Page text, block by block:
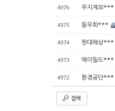
4976 우지계모***
4975 동우회***
4974 현대해상***
4973 메이필드***
4972 환경공단***
검색